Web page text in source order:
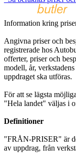
Information kring
Angivna priser och
registrerade hos
offerter, priser och
modell, år,
uppdraget ska utföras.
För att se lägsta
"Hela landet" väljas i
Definitioner
"FRÅN-PRISER" är
av uppdrag, från